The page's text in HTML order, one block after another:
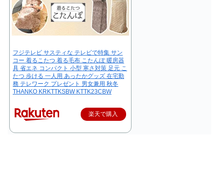
フジテレビ サスティな テレビで特集 サン
コー 着るこたつ 着る毛布 こたんぽ 暖房器
具 省エネ コンパクト 小型 寒さ対策 足元 こ
たつ 歩ける 一人用 あったかグッズ 在宅勤
務 テレワーク プレゼント 男女兼用 秋冬
THANKO KRKTTKSBW KTTK23CBW
楽天で購入